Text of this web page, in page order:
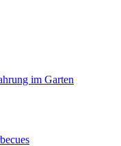
im Garten